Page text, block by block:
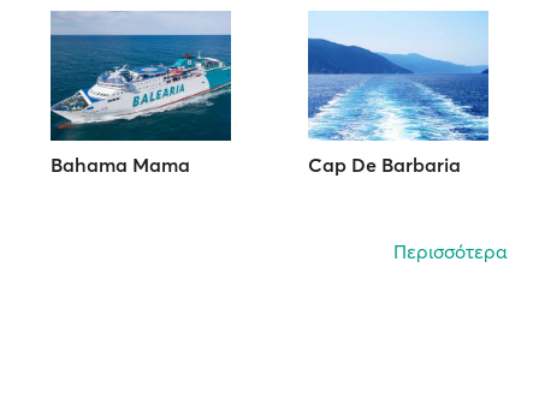
Bahama Mama Cap De Barbaria
Περισσότερα